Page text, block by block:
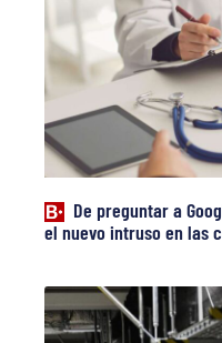
De preguntar a
el nuevo intruso en las